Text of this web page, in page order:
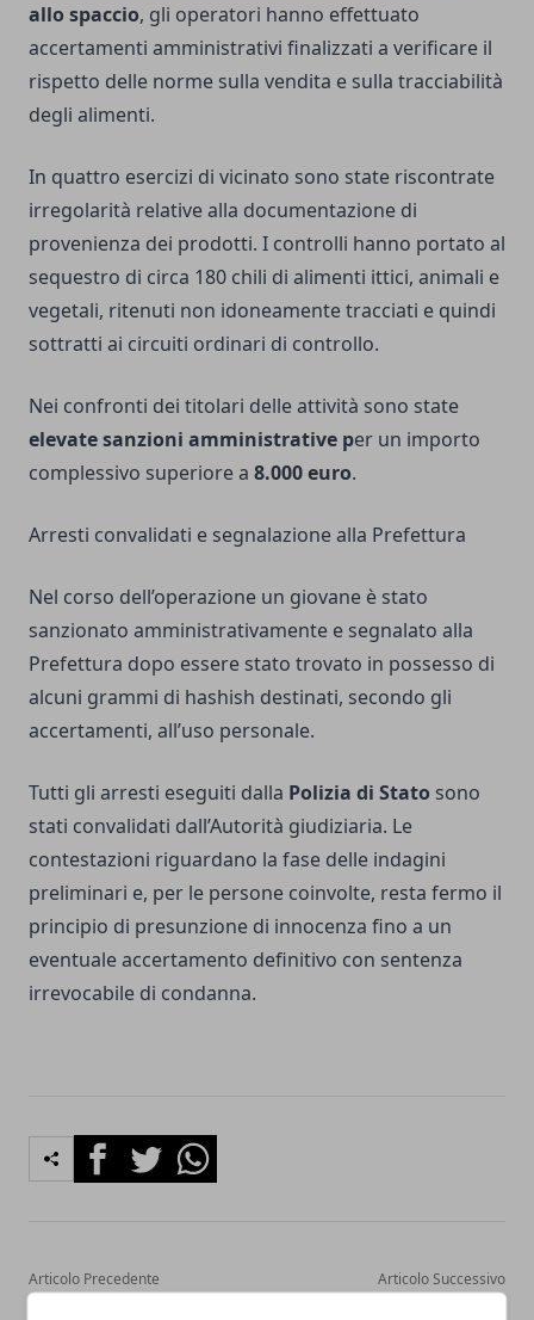
allo spaccio, gli operatori hanno effettuato
accertamenti amministrativi finalizzati a verificare il
rispetto delle norme sulla vendita e sulla tracciabilità
degli alimenti.
In quattro esercizi di vicinato sono state riscontrate
irregolarità relative alla documentazione di
provenienza dei prodotti. I controlli hanno portato al
sequestro di circa 180 chili di alimenti ittici, animali e
vegetali, ritenuti non idoneamente tracciati e quindi
sottratti ai circuiti ordinari di controllo.
Nei confronti dei titolari delle attività sono state
elevate sanzioni amministrative per un importo
complessivo superiore a 8.000euro.
Arresti convalidati e segnalazione alla Prefettura
Nel corso dell’operazione un giovane è stato
sanzionato amministrativamente e segnalato alla
Prefettura dopo essere stato trovato in possesso di
alcuni grammi di hashish destinati, secondo gli
accertamenti, all’uso personale.
Tutti gli arresti eseguiti dalla Polizia di Stato sono
stati convalidati dall’Autorità giudiziaria. Le
contestazioni riguardano la fase delle indagini
preliminari e, per le persone coinvolte, resta fermo il
principio di presunzione di innocenza fino a un
eventuale accertamento definitivo con sentenza
irrevocabile di condanna.
FacebookTwitterWhatsapp
Articolo Precedente Articolo Successivo